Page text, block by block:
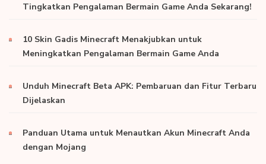
Tingkatkan Pengalaman Bermain Game Anda Sekarang!
10 Skin Gadis Minecraft Menakjubkan untuk
Meningkatkan Pengalaman Bermain Game Anda
Unduh Minecraft Beta APK: Pembaruan dan Fitur Terbaru
Dijelaskan
Panduan Utama untuk Menautkan Akun Minecraft Anda
dengan Mojang